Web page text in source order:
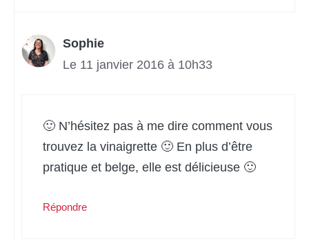
Sophie
Le 11 janvier 2016 à 10h33
🙂 N’hésitez pas à me dire comment vous
trouvez la vinaigrette 🙂 En plus d’être
pratique et belge, elle est délicieuse 🙂
Répondre